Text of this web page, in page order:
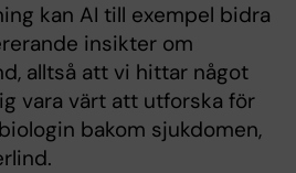
kan AI till exempel bidra
insikter om
alltså att vi hittar något
vara värt att utforska för
bakom sjukdomen,